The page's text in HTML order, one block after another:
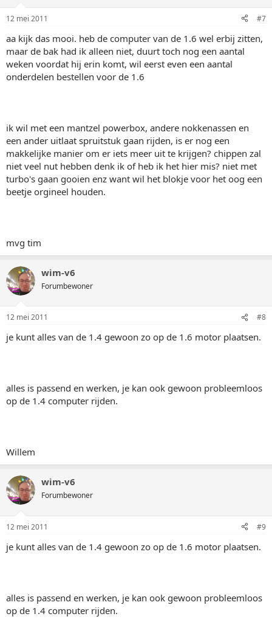
12 mei 2011 #7
aa kijk das mooi. heb de computer van de 1.6 wel erbij zitten,
maar de bak had ik alleen niet, duurt toch nog een aantal
weken voordat hij erin komt, wil eerst even een aantal
onderdelen bestellen voor de 1.6
ik wil met een mantzel powerbox, andere nokkenassen en
een ander uitlaat spruitstuk gaan rijden, is er nog een
makkelijke manier om er iets meer uit te krijgen? chippen zal
niet veel nut hebben denk ik of heb ik het hier mis? niet met
turbo's gaan gooien enz want wil het blokje voor het oog een
beetje orgineel houden.
mvg tim
wim-v6
Forumbewoner
12 mei 2011 #8
je kunt alles van de 1.4 gewoon zo op de 1.6 motor plaatsen.
alles is passend en werken, je kan ook gewoon probleemloos
op de 1.4 computer rijden.
Willem
wim-v6
Forumbewoner
12 mei 2011 #9
je kunt alles van de 1.4 gewoon zo op de 1.6 motor plaatsen.
alles is passend en werken, je kan ook gewoon probleemloos
op de 1.4 computer rijden.